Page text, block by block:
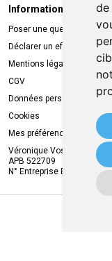
de
Informations légales
Poser une question
Déclarer un effet
Mentions légales
CGV
Données personnelles
Cookies
Mes préférences Cookies
Véronique Vos
APB 522709
N° Entreprise